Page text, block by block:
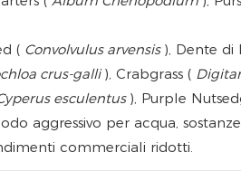
( Convolvulus arvensis ), Dente di
crus-galli), Crabgrass (
esculentus ), Purple
aggressivo per acqua,
commerciali ridotti.